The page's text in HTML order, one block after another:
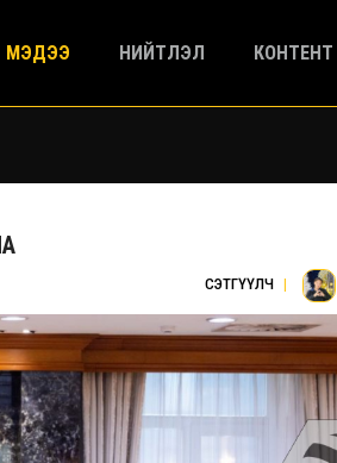
МЭДЭЭ НИЙТЛЭЛ КОНТЕНТ
СЭТГҮҮЛЧ |